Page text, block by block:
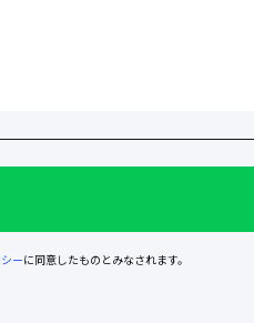
ーに同意したものとみなされます。